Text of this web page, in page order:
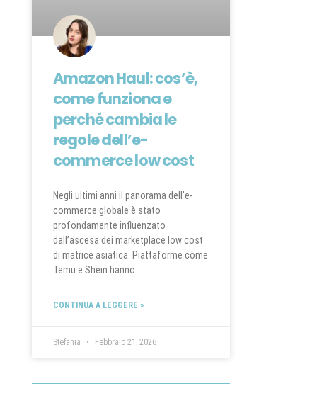
Amazon Haul: cos’è,
come funziona e
perché cambia le
regole dell’e-
commerce low cost
Negli ultimi anni il panorama dell’e-
commerce globale è stato
profondamente influenzato
dall’ascesa dei marketplace low cost
di matrice asiatica. Piattaforme come
Temu e Shein hanno
CONTINUA A LEGGERE »
Stefania Febbraio 21, 2026